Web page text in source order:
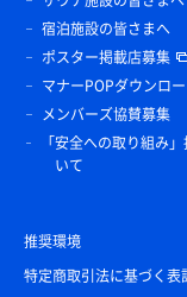
宿泊施設の皆さまへ
ポスター掲載店募集
マナーPOPダウンロ
メンバーズ協賛募集
「安全への取り組み
いて
推奨環境
特定商取引法に基づく表